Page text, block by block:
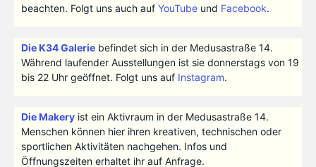
beachten. Folgt uns auch auf YouTubeund Facebook.
Die K34 Galeriebefindet sich in der Medusastraße 14.
Während laufender Ausstellungen ist sie donnerstags von 19
bis 22 Uhr geöffnet. Folgt uns auf Instagram.
Die Makeryist ein Aktivraum in der Medusastraße 14.
Menschen können hier ihren kreativen, technischen oder
sportlichen Aktivitäten nachgehen. Infos und
Öffnungszeiten erhaltet ihr auf Anfrage.